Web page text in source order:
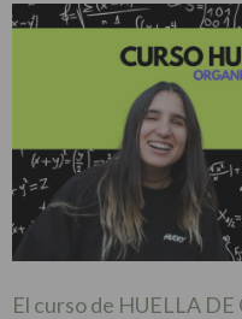
El curso de HUELLA